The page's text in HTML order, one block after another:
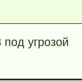
угрозой